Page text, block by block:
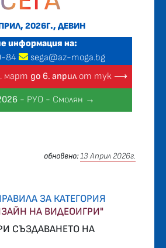
2026Г., ДЕВИН
информация на:
84
sega@az-moga.bg
март до 6. априлот тук ⟶
- РУО - Смолян →
обновено:13 Април 2026г.
ЗА КАТЕГОРИЯ
НА ВИДЕОИГРИ"
СЪЗДАВАНЕТО НА